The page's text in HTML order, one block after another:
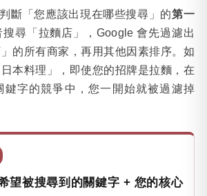
斷「您應該出現在哪些搜尋」的第一
搜尋「拉麵店」，Google 會先過濾出
的所有商家，再用其他因素排序。如
本料理」，即使您的招牌是拉麵，在
鍵字的競爭中，您一開始就被過濾掉
望被搜尋到的關鍵字 + 您的核心